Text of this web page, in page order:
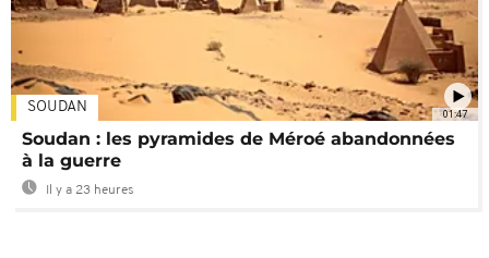
01:47
SOUDAN
Soudan : les pyramides de Méroé abandonnées
à la guerre
Il y a 23 heures